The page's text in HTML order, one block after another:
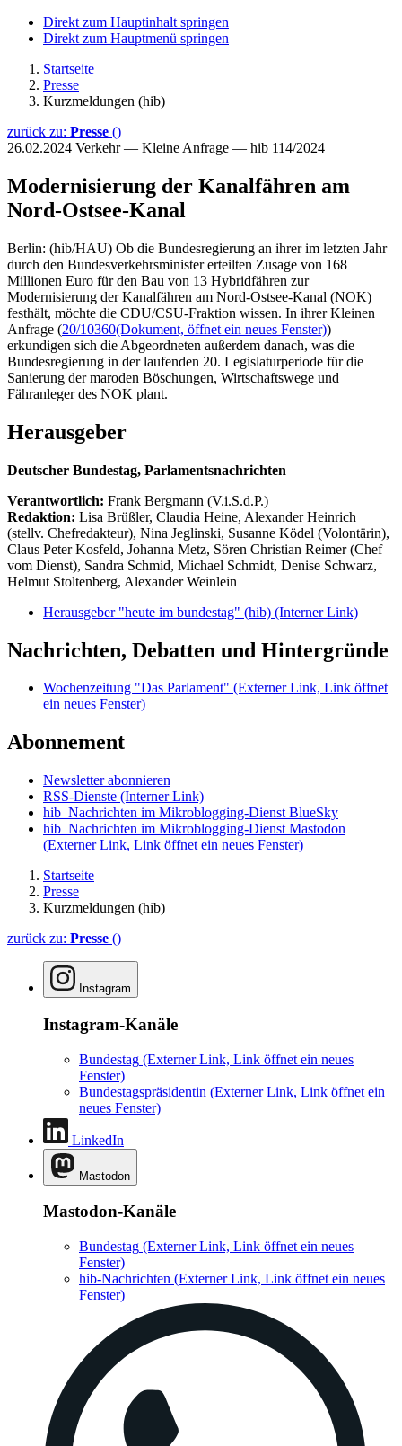
Direkt zum Hauptinhalt springen
Direkt zum Hauptmenü springen
Startseite
Presse
Kurzmeldungen (hib)
zurück zu: Presse ()
26.02.2024 Verkehr — Kleine Anfrage — hib 114/2024
Modernisierung der Kanalfähren am
Nord-Ostsee-Kanal
Berlin: (hib/HAU) Ob die Bundesregierung an ihrer im letzten Jahr
durch den Bundesverkehrsminister erteilten Zusage von 168
Millionen Euro für den Bau von 13 Hybridfähren zur
Modernisierung der Kanalfähren am Nord-Ostsee-Kanal (NOK)
festhält, möchte die CDU/CSU-Fraktion wissen. In ihrer Kleinen
Anfrage (20/10360(Dokument, öffnet ein neues Fenster))
erkundigen sich die Abgeordneten außerdem danach, was die
Bundesregierung in der laufenden 20. Legislaturperiode für die
Sanierung der maroden Böschungen, Wirtschaftswege und
Fähranleger des NOK plant.
Herausgeber
Deutscher Bundestag, Parlamentsnachrichten
Verantwortlich: Frank Bergmann (V.i.S.d.P.)
Redaktion: Lisa Brüßler, Claudia Heine, Alexander Heinrich
(stellv. Chefredakteur), Nina Jeglinski, Susanne Ködel (Volontärin),
Claus Peter Kosfeld, Johanna Metz, Sören Christian Reimer (Chef
vom Dienst), Sandra Schmid, Michael Schmidt, Denise Schwarz,
Helmut Stoltenberg, Alexander Weinlein
Herausgeber "heute im bundestag" (hib) (Interner Link)
Nachrichten, Debatten und Hintergründe
Wochenzeitung "Das Parlament" (Externer Link, Link öffnet
ein neues Fenster)
Abonnement
Newsletter abonnieren
RSS-Dienste (Interner Link)
hib_Nachrichten im Mikroblogging-Dienst BlueSky
hib_Nachrichten im Mikroblogging-Dienst Mastodon
(Externer Link, Link öffnet ein neues Fenster)
Startseite
Presse
Kurzmeldungen (hib)
zurück zu: Presse ()
Instagram
Instagram-Kanäle
Bundestag (Externer Link, Link öffnet ein neues
Fenster)
Bundestagspräsidentin (Externer Link, Link öffnet ein
neues Fenster)
LinkedIn
Mastodon
Mastodon-Kanäle
Bundestag (Externer Link, Link öffnet ein neues
Fenster)
hib-Nachrichten (Externer Link, Link öffnet ein neues
Fenster)